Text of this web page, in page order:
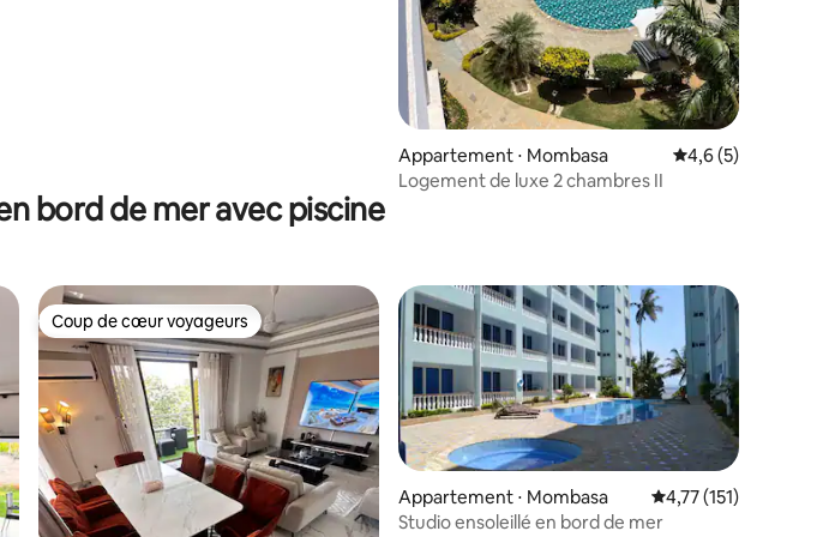
Appartement ⋅ Mombasa Évaluation
4,6 (5)
Logement de luxe 2 chambres II
bord de mer avec piscine
Coup de cœur voyageurs
Coup de cœur voyageurs
Appartement ⋅ Mombasa Évaluation moyenne
4,77 (151)
Studio ensoleillé en bord de mer